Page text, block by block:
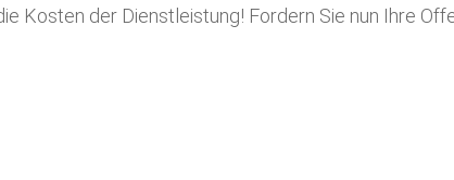
Kosten der Dienstleistung! Fordern Sie nun Ihre